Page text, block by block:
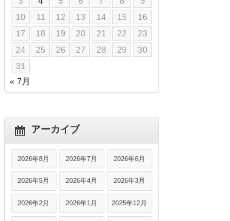
10
11 12 13 14 15
16
17
18 19 20 21 22
23
24
25 26 27 28 29
30
31
« 7月
アーカイブ
2026年8月 2026年7月 2026年6月
2026年5月 2026年4月 2026年3月
2026年2月 2026年1月 2025年12月